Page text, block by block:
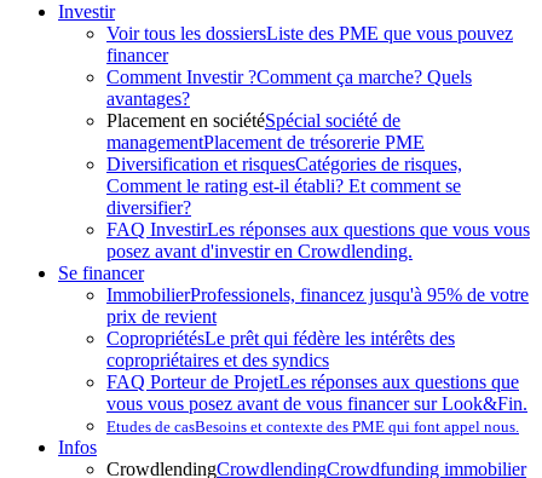
Investir
Voir tous les dossiersListe des PME que vous pouvez
financer
Comment Investir ?Comment ça marche? Quels
avantages?
Placement en sociétéSpécial société de
managementPlacement de trésorerie PME
Diversification et risquesCatégories de risques,
Comment le rating est-il établi? Et comment se
diversifier?
FAQ InvestirLes réponses aux questions que vous vous
posez avant d'investir en Crowdlending.
Se financer
ImmobilierProfessionels, financez jusqu'à 95% de votre
prix de revient
CopropriétésLe prêt qui fédère les intérêts des
copropriétaires et des syndics
FAQ Porteur de ProjetLes réponses aux questions que
vous vous posez avant de vous financer sur Look&Fin.
Etudes de casBesoins et contexte des PME qui font appel nous.
Infos
CrowdlendingCrowdlendingCrowdfunding immobilier